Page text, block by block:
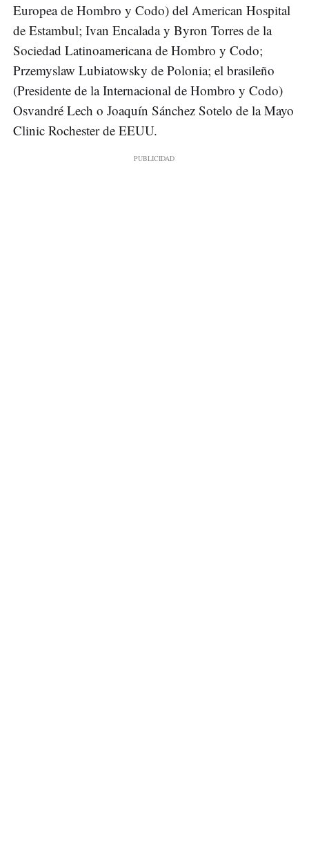
Europea de Hombro y Codo) del American Hospital
de Estambul; Ivan Encalada y Byron Torres de la
Sociedad Latinoamericana de Hombro y Codo;
Przemyslaw Lubiatowsky de Polonia; el brasileño
(Presidente de la Internacional de Hombro y Codo)
Osvandré Lech o Joaquín Sánchez Sotelo de la Mayo
Clinic Rochester de EEUU.